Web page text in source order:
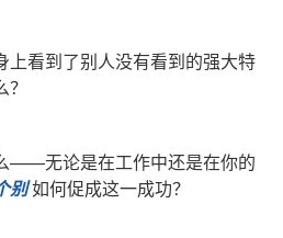
上看到了别人没有看到的强大特
——无论是在工作中还是在你的
别如何促成这一成功？